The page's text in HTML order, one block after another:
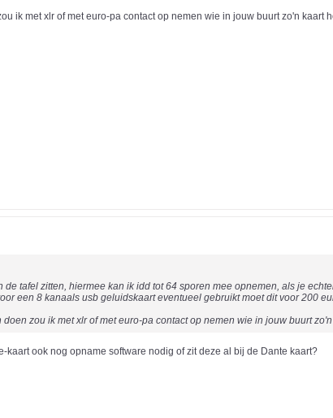
ik met xlr of met euro-pa contact op nemen wie in jouw buurt zo'n kaart
de tafel zitten, hiermee kan ik idd tot 64 sporen mee opnemen, als je
een 8 kanaals usb geluidskaart eventueel gebruikt moet dit voor 200
zou ik met xlr of met euro-pa contact op nemen wie in jouw buurt
kaart ook nog opname software nodig of zit deze al bij de Dante kaart?